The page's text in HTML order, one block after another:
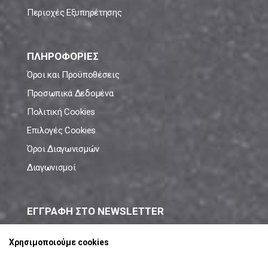
Περιοχές Εξυπηρέτησης
ΠΛΗΡΟΦΟΡΙΕΣ
Όροι και Προϋποθέσεις
Προσωπικά Δεδομένα
Πολιτική Cookies
Επιλογές Cookies
Όροι Διαγωνισμών
Διαγωνισμοί
ΕΓΓΡΑΦΗ ΣΤΟ NEWSLETTER
Χρησιμοποιούμε cookies